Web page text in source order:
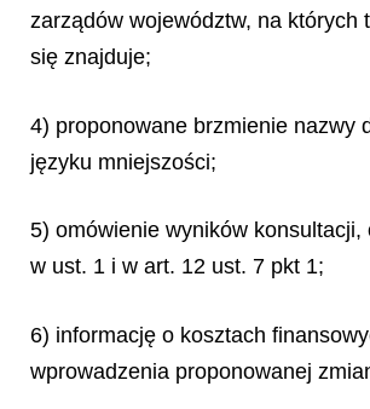
zarządów województw, na których
się znajduje;
4) proponowane brzmienie nazwy
języku mniejszości;
5) omówienie wyników konsultacji,
w ust. 1 i w art. 12 ust. 7 pkt 1;
6) informację o kosztach
wprowadzenia proponowanej